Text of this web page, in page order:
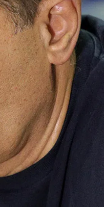
ДА! НА
КУЛТУРА
ПРАВОСЪДИЕ
КРИМИ
ВЯРА
ОБЯВИ
ВОЙНАТА В
ВРЕМЕТО